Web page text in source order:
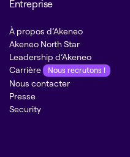
Entreprise
À propos d’Akeneo
Akeneo North Star
Leadership d’Akeneo
Carrière
Nous recrutons !
Nous contacter
Presse
Security